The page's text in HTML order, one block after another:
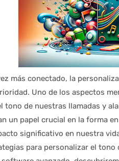
más conectado, la
Uno de los aspectos
tono de nuestras llamadas y
un papel crucial en la forma
significativo en nuestra
para personalizar el tono